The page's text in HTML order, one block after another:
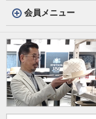
会員メニュー